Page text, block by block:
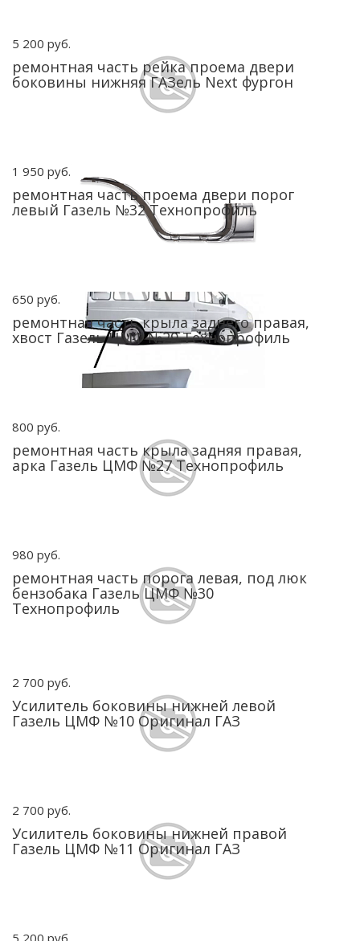
5 200 руб.
ремонтная часть рейка проема двери
боковины нижняя ГАЗель Next фургон
1 950 руб.
ремонтная часть проема двери порог
левый Газель №32 Технопрофиль
650 руб.
ремонтная часть крыла заднего правая,
хвост Газель ЦМФ №29 Технопрофиль
800 руб.
ремонтная часть крыла задняя правая,
арка Газель ЦМФ №27 Технопрофиль
980 руб.
ремонтная часть порога левая, под люк
бензобака Газель ЦМФ №30
Технопрофиль
2 700 руб.
Усилитель боковины нижней левой
Газель ЦМФ №10 Оригинал ГАЗ
2 700 руб.
Усилитель боковины нижней правой
Газель ЦМФ №11 Оригинал ГАЗ
5 200 руб.